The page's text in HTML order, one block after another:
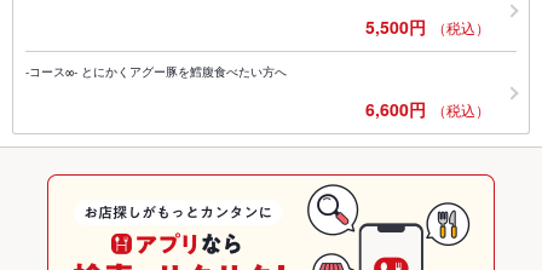
5,500円 （税込）
-コース∞- とにかくアグー豚を鱈腹食べたい方へ
6,600円 （税込）